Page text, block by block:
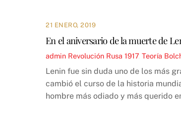
21 ENERO, 2019
En el aniversario de la muerte de
admin Revolución Rusa 1917, Teoría
Lenin fue sin duda uno de los más
cambió el curso de la historia
hombre más odiado y más querido